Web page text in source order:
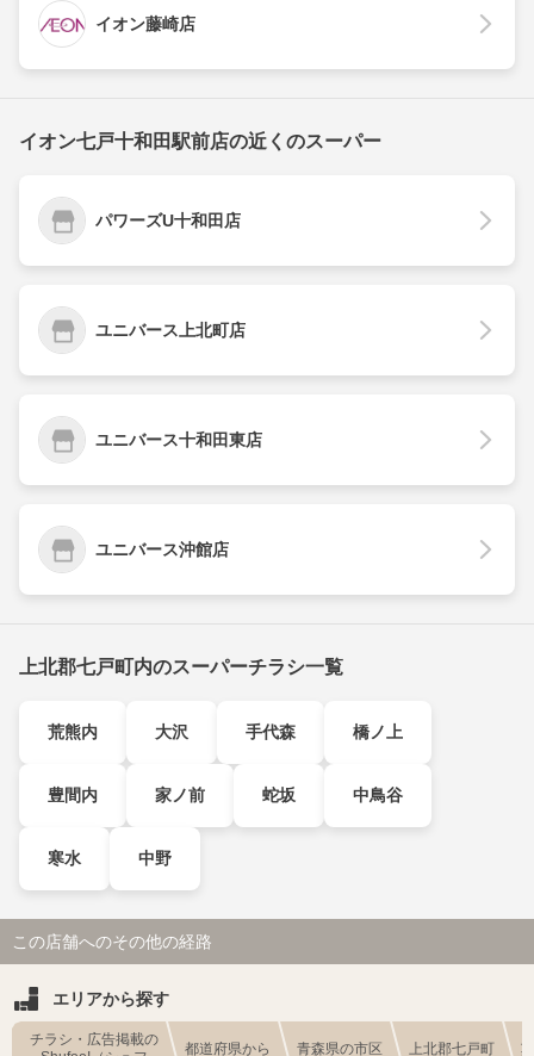
イオン藤崎店
イオン七戸十和田駅前店の近くのスーパー
パワーズU十和田店
ユニバース上北町店
ユニバース十和田東店
ユニバース沖館店
上北郡七戸町内のスーパーチラシ一覧
荒熊内 大沢 手代森 橋ノ上
豊間内 家ノ前 蛇坂 中鳥谷
寒水 中野
この店舗へのその他の経路
エリアから探す
チラシ・広告掲載の
都道府県から 青森県の市区 上北郡七戸町